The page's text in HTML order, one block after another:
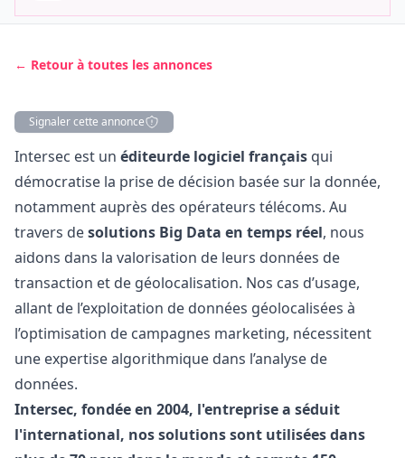
← Retour à toutes les annonces
Signaler cette annonce
Description
Intersec est un éditeurde logiciel français qui
démocratise la prise de décision basée sur la donnée,
notamment auprès des opérateurs télécoms. Au
travers desolutions Big Data en temps réel, nous
aidons dans la valorisation de leurs données de
transaction et de géolocalisation. Nos cas d’usage,
allant de l’exploitation de données géolocalisées à
l’optimisation de campagnes marketing, nécessitent
une expertise algorithmique dans l’analyse de
données.
Intersec, fondée en 2004, l'entreprise a séduit
l'international, nos solutions sont utilisées dans